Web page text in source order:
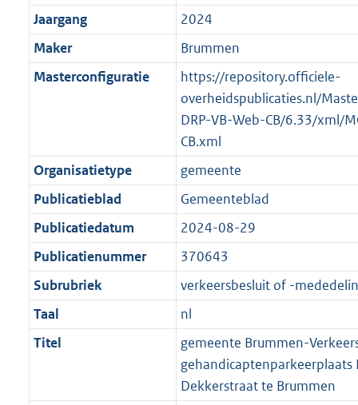
Jaargang
2024
Maker
Brummen
Masterconfiguratie
https://repository.officiele-
overheidspublicaties.nl/
DRP-VB-Web-CB/6.33/xml/
CB.xml
Organisatietype
gemeente
Publicatieblad
Gemeenteblad
Publicatiedatum
2024-08-29
Publicatienummer
370643
Subrubriek
verkeersbesluit of -
Taal
nl
Titel
gemeente Brummen-
gehandicaptenparkeerplaats
Dekkerstraat te Brummen